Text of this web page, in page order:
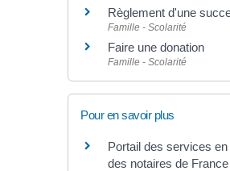
Règlement d'une
Famille - Scolarité
Faire une donation
Famille - Scolarité
Pour en savoir plus
Portail des services en
des notaires de France